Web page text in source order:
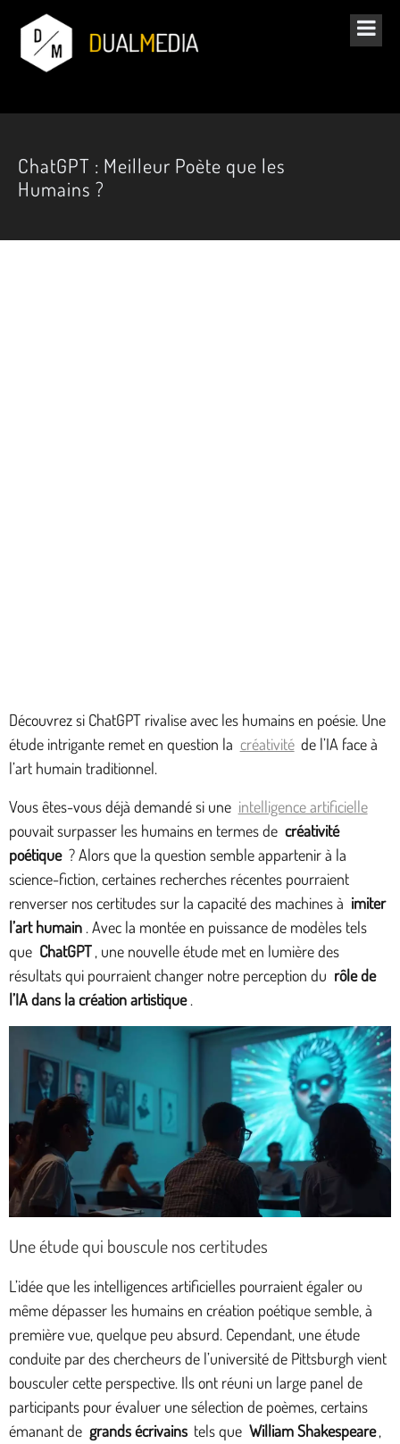
ChatGPT : Meilleur Poète que les
Humains ?
Découvrez si ChatGPT rivalise avec les humains en poésie. Une
étude intrigante remet en question la créativité de l’IA face à
l’art humain traditionnel.
Vous êtes-vous déjà demandé si une intelligence artificielle
pouvait surpasser les humains en termes de créativité
poétique ? Alors que la question semble appartenir à la
science-fiction, certaines recherches récentes pourraient
renverser nos certitudes sur la capacité des machines à imiter
l’art humain . Avec la montée en puissance de modèles tels
que ChatGPT , une nouvelle étude met en lumière des
résultats qui pourraient changer notre perception du rôle de
l’IA dans la création artistique .
Une étude qui bouscule nos certitudes
L’idée que les intelligences artificielles pourraient égaler ou
même dépasser les humains en création poétique semble, à
première vue, quelque peu absurd. Cependant, une étude
conduite par des chercheurs de l’université de Pittsburgh vient
bousculer cette perspective. Ils ont réuni un large panel de
participants pour évaluer une sélection de poèmes, certains
émanant de grands écrivains tels que William Shakespeare,